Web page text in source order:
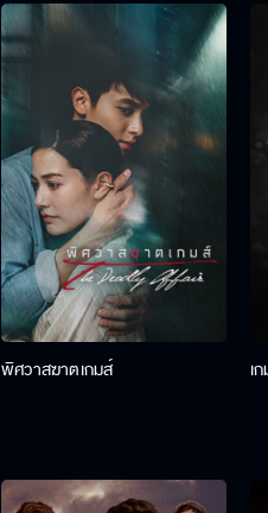
พิศวาสฆาตเกมส์ เ